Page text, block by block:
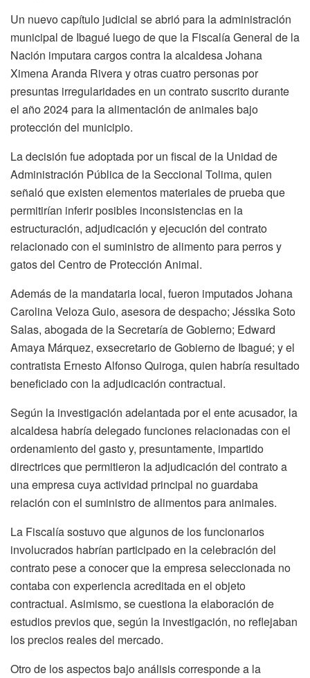
Un nuevo capítulo judicial se abrió para la administración
municipal de Ibagué luego de que la Fiscalía General de la
Nación imputara cargos contra la alcaldesa Johana
Ximena Aranda Rivera y otras cuatro personas por
presuntas irregularidades en un contrato suscrito durante
el año 2024 para la alimentación de animales bajo
protección del municipio.
La decisión fue adoptada por un fiscal de la Unidad de
Administración Pública de la Seccional Tolima, quien
señaló que existen elementos materiales de prueba que
permitirían inferir posibles inconsistencias en la
estructuración, adjudicación y ejecución del contrato
relacionado con el suministro de alimento para perros y
gatos del Centro de Protección Animal.
Además de la mandataria local, fueron imputados Johana
Carolina Veloza Guio, asesora de despacho; Jéssika Soto
Salas, abogada de la Secretaría de Gobierno; Edward
Amaya Márquez, exsecretario de Gobierno de Ibagué; y el
contratista Ernesto Alfonso Quiroga, quien habría resultado
beneficiado con la adjudicación contractual.
Según la investigación adelantada por el ente acusador, la
alcaldesa habría delegado funciones relacionadas con el
ordenamiento del gasto y, presuntamente, impartido
directrices que permitieron la adjudicación del contrato a
una empresa cuya actividad principal no guardaba
relación con el suministro de alimentos para animales.
La Fiscalía sostuvo que algunos de los funcionarios
involucrados habrían participado en la celebración del
contrato pese a conocer que la empresa seleccionada no
contaba con experiencia acreditada en el objeto
contractual. Asimismo, se cuestiona la elaboración de
estudios previos que, según la investigación, no reflejaban
los precios reales del mercado.
Otro de los aspectos bajo análisis corresponde a la